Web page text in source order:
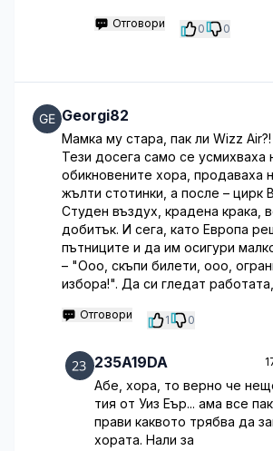
Отговори 0 0
Georgi82
Мамка му стара, пак ли Wizz
Тези досега само се усмихваха
обикновените хора, продаваха
жълти стотинки, а после – цирк
Студен въздух, крадена крака,
добитък. И сега, като Европа
пътниците и да им осигури
– "Ооо, скъпи билети, ооо,
избора!". Да си гледат
Отговори 1 0
235A19DA
Абе, хора, то верно че
тия от Уиз Еър... ама все
прави каквото трябва да
хората. Нали за